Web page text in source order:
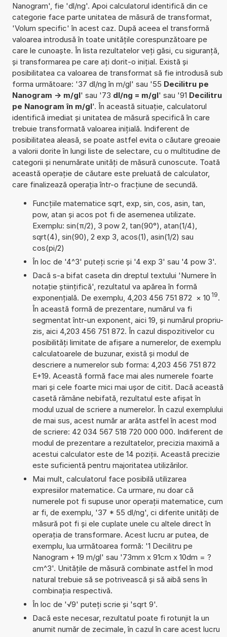
Nanogram', fie 'dl/ng'. Apoi calculatorul identifică din ce
categorie face parte unitatea de măsură de transformat,
'Volum specific' în acest caz. După aceea el transformă
valoarea introdusă în toate unitățile corespunzătoare pe
care le cunoaște. În lista rezultatelor veți găsi, cu siguranță,
și transformarea pe care ați dorit-o inițial. Există și
posibilitatea ca valoarea de transformat să fie introdusă sub
forma următoare: '37 dl/ng în m/gl' sau '55 Decilitru pe
Nanogram -> m/gl' sau '73 dl/ng = m/gl' sau '91 Decilitru
pe Nanogram în m/gl'. În această situație, calculatorul
identifică imediat și unitatea de măsură specifică în care
trebuie transformată valoarea inițială. Indiferent de
posibilitatea aleasă, se poate astfel evita o căutare greoaie
a valorii dorite în lungi liste de selectare, cu o multitudine de
categorii și nenumărate unități de măsură cunoscute. Toată
această operație de căutare este preluată de calculator,
care finalizează operația într-o fracțiune de secundă.
Funcțiile matematice sqrt, exp, sin, cos, asin, tan,
pow, atan și acos pot fi de asemenea utilizate.
Exemplu: sin(π/2), 3 pow 2, tan(90°), atan(1/4),
sqrt(4), sin(90), 2 exp 3, acos(1), asin(1/2) sau
cos(pi/2)
În loc de '4^3' puteți scrie și '4 exp 3' sau '4 pow 3'.
Dacă s-a bifat caseta din dreptul textului 'Numere în
notație științifică', rezultatul va apărea în formă
exponențială. De exemplu, 4,203 456 751 872 × 10 19.
În această formă de prezentare, numărul va fi
segmentat într-un exponent, aici 19, și numărul propriu-
zis, aici 4,203 456 751 872. În cazul dispozitivelor cu
posibilități limitate de afișare a numerelor, de exemplu
calculatoarele de buzunar, există și modul de
descriere a numerelor sub forma: 4,203 456 751 872
E+19. Această formă face mai ales numerele foarte
mari și cele foarte mici mai ușor de citit. Dacă această
casetă rămâne nebifată, rezultatul este afișat în
modul uzual de scriere a numerelor. În cazul exemplului
de mai sus, acest număr ar arăta astfel în acest mod
de scriere: 42 034 567 518 720 000 000. Indiferent de
modul de prezentare a rezultatelor, precizia maximă a
acestui calculator este de 14 poziții. Această precizie
este suficientă pentru majoritatea utilizărilor.
Mai mult, calculatorul face posibilă utilizarea
expresiilor matematice. Ca urmare, nu doar că
numerele pot fi supuse unor operații matematice, cum
ar fi, de exemplu, '37 * 55 dl/ng', ci diferite unități de
măsură pot fi și ele cuplate unele cu altele direct în
operația de transformare. Acest lucru ar putea, de
exemplu, lua următoarea formă: '1 Decilitru pe
Nanogram + 19 m/gl' sau '73mm x 91cm x 10dm = ?
cm^3'. Unitățile de măsură combinate astfel în mod
natural trebuie să se potrivească și să aibă sens în
combinația respectivă.
În loc de '√9' puteți scrie și 'sqrt 9'.
Dacă este necesar, rezultatul poate fi rotunjit la un
anumit număr de zecimale, în cazul în care acest lucru